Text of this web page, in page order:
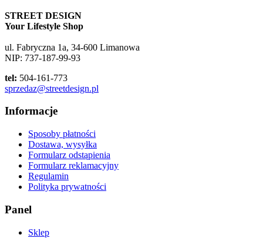
STREET DESIGN
Your Lifestyle Shop
ul. Fabryczna 1a, 34-600 Limanowa
NIP: 737-187-99-93
tel: 504-161-773
sprzedaz@streetdesign.pl
Informacje
Sposoby płatności
Dostawa, wysyłka
Formularz odstąpienia
Formularz reklamacyjny
Regulamin
Polityka prywatności
Panel
Sklep